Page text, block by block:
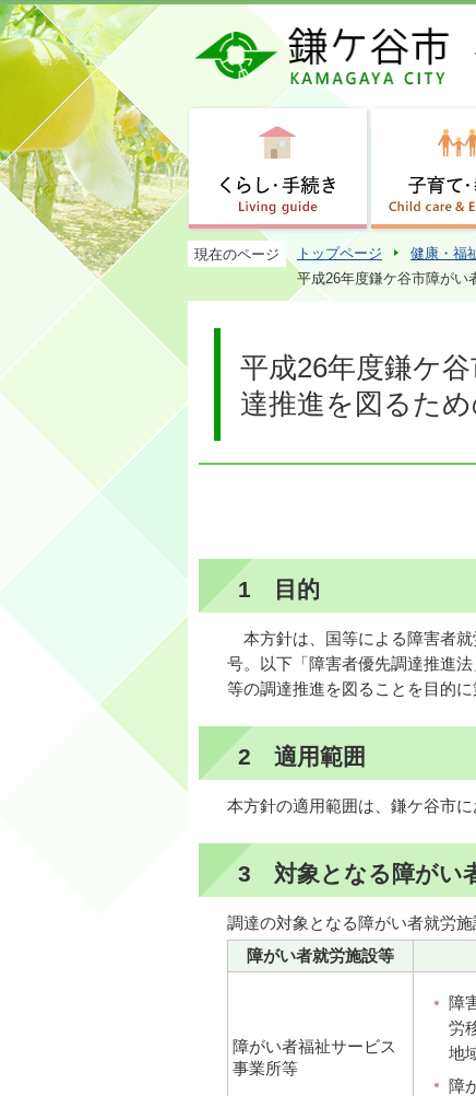
現在のページ トップページ 健康・福
平成26年度鎌ケ谷市障がい
平成26年度鎌ケ
達推進を図るた
1 目的
本方針は、国等による障害者就
号。以下「障害者優先調達推進
等の調達推進を図ることを目的に
2 適用範囲
本方針の適用範囲は、鎌ケ谷市
3 対象となる障がい
調達の対象となる障がい者就労
障がい者就労施設等
障がい者福祉サービス
事業所等
障
労
地
障